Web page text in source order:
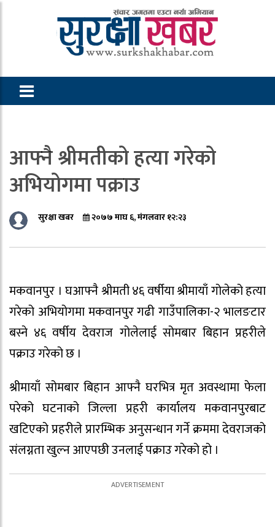
आफ्नै श्रीमतीको हत्या गरेको
अभियोगमा पक्राउ
सुरक्षा खबर २०७७ माघ ६, मंगलवार १२:२३
मकवानपुर । घआफ्नै श्रीमती ४६ वर्षीया श्रीमायाँ गोलेको हत्या
गरेको अभियोगमा मकवानपुर गढी गाउँपालिका-२ भालङटार
बस्ने ४६ वर्षीय देवराज गोलेलाई सोमबार बिहान प्रहरीले
पक्राउ गरेको छ ।
श्रीमायाँ सोमबार बिहान आफ्नै घरभित्र मृत अवस्थामा फेला
परेको घटनाको जिल्ला प्रहरी कार्यालय मकवानपुरबाट
खटिएको प्रहरीले प्रारम्भिक अनुसन्धान गर्ने क्रममा देवराजको
संलग्नता खुल्न आएपछी उनलाई पक्राउ गरेको हो ।